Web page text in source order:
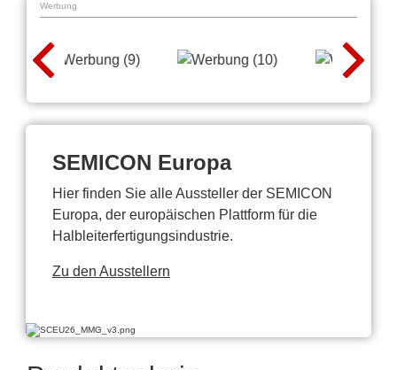
Werbung
SEMICON Europa
Hier finden Sie alle Aussteller der SEMICON
Europa, der europäischen Plattform für die
Halbleiterfertigungsindustrie.
Zu den Ausstellern